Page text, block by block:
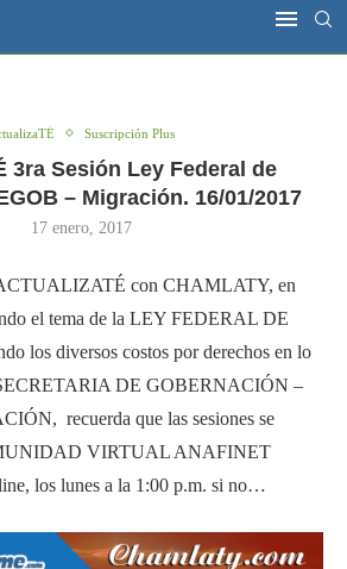
Suscripción Plus
3ra Sesión Ley Federal de
– Migración. 16/01/2017
17 enero, 2017
con CHAMLATY, en
el tema de la LEY FEDERAL DE
los diversos costos por derechos en lo
DE GOBERNACIÓN –
recuerda que las sesiones se
VIRTUAL ANAFINET
los lunes a la 1:00 p.m. si no…